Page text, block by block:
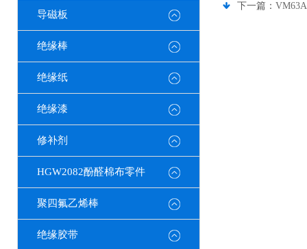
导磁板
绝缘棒
绝缘纸
绝缘漆
修补剂
HGW2082酚醛棉布零件
聚四氟乙烯棒
绝缘胶带
下一篇：